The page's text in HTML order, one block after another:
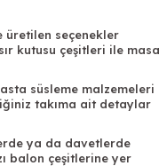
üretilen seçenekler
kutusu çeşitleri ile masa
süsleme malzemeleri
takıma ait detaylar
ya da davetlerde
balon çeşitlerine yer